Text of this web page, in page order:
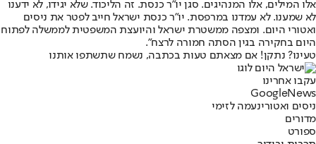
אלו המילים, אלו המנהיגים. סגן יו״ר כנסת. זה הליכוד. שלא יגידו, לא ידענו
לא שמענו. לא עמדנו במרפסת. יו״ר כנסת ישראל חייב לפטר את ניסים
ואטורי היום. ומצפה ממשטרת ישראל והיועצת המשפטית לממשלה לפתוח
היום בחקירה בגין הסתה חמורה לרצח".
טעינו? נתקן! אם מצאתם טעות בכתבה, נשמח שתשתפו אותנו
עקבו אחרינו
Googl eNews
ניסים ואטורינעמה לזימי
מדורים
ספורט